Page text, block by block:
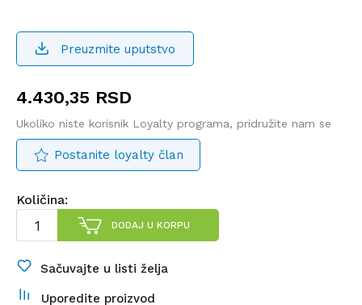
Preuzmite uputstvo
4.430,35 RSD
Ukoliko niste korisnik Loyalty programa, pridružite nam se
Postanite loyalty član
Količina:
DODAJ U KORPU
Sačuvajte u listi želja
Uporedite proizvod